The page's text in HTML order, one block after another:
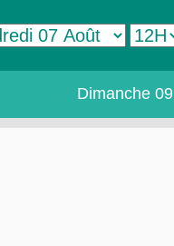
Dimanche 09